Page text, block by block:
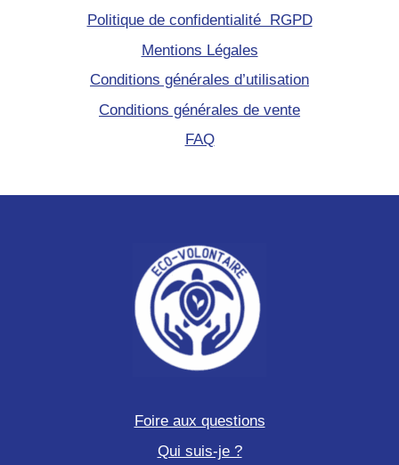
Politique de confidentialité RGPD
Mentions Légales
Conditions générales d’utilisation
Conditions générales de vente
FAQ
Foire aux questions
Qui suis-je ?